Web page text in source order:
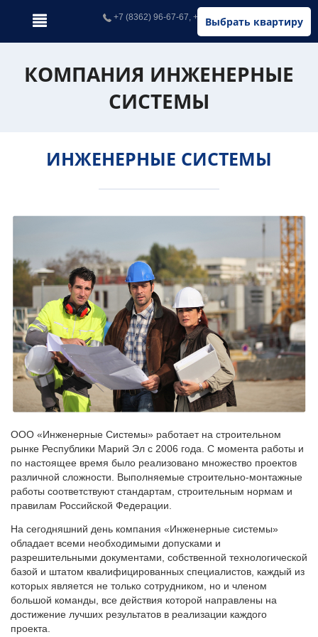
Выбрать квартиру
+7 (8362) 96-67-67, +7 (902) 326-67-67
КОМПАНИЯ ИНЖЕНЕРНЫЕ
СИСТЕМЫ
ИНЖЕНЕРНЫЕ СИСТЕМЫ
ООО «Инженерные Системы» работает на строительном
рынке Республики Марий Эл с 2006 года. С момента работы и
по настоящее время было реализовано множество проектов
различной сложности. Выполняемые строительно-монтажные
работы соответствуют стандартам, строительным нормам и
правилам Российской Федерации.
На сегодняшний день компания «Инженерные системы»
обладает всеми необходимыми допусками и
разрешительными документами, собственной технологической
базой и штатом квалифицированных специалистов, каждый из
которых является не только сотрудником, но и членом
большой команды, все действия которой направлены на
достижение лучших результатов в реализации каждого
проекта.